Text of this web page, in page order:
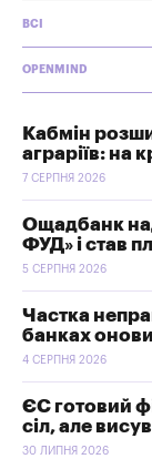
ВСІ
OPENMIND
Кабмін
аграріїв: на
7 СЕРПНЯ 2026
Ощадбанк
ФУД» і став
5 СЕРПНЯ 2026
Частка
банках
4 СЕРПНЯ 2026
ЄС готовий
сіл, але
30 ЛИПНЯ 2026